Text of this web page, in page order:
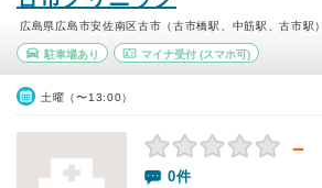
広島県広島市安佐南区古市（古市橋駅、中筋駅、古市駅）
駐車場あり マイナ受付(スマホ可)
土曜（〜13:00）
－
0件